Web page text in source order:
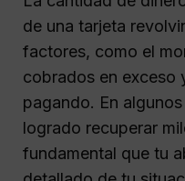
de una tarjeta
factores, como el
cobrados en exceso
pagando. En
logrado recuperar
fundamental que tu